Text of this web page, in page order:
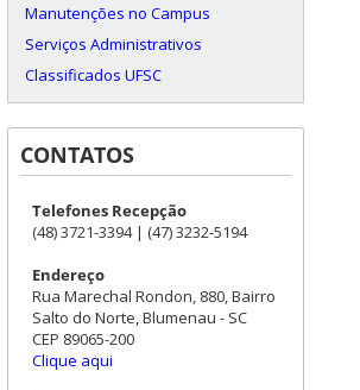
Manutenções no Campus
Serviços Administrativos
Classificados UFSC
CONTATOS
Telefones Recepção
(48) 3721-3394 | (47) 3232-5194
Endereço
Rua Marechal Rondon, 880, Bairro
Salto do Norte, Blumenau - SC
CEP 89065-200
Clique aqui